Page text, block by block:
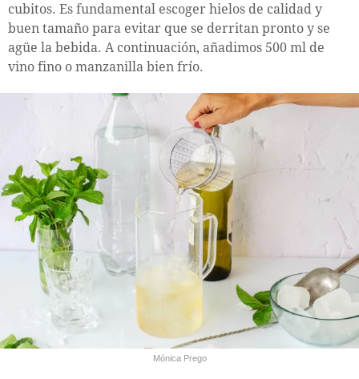
cubitos. Es fundamental escoger hielos de calidad y
buen tamaño para evitar que se derritan pronto y se
agüe la bebida. A continuación, añadimos 500 ml de
vino fino o manzanilla bien frío.
Mónica Prego